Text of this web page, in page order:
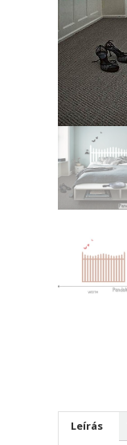
Leírás